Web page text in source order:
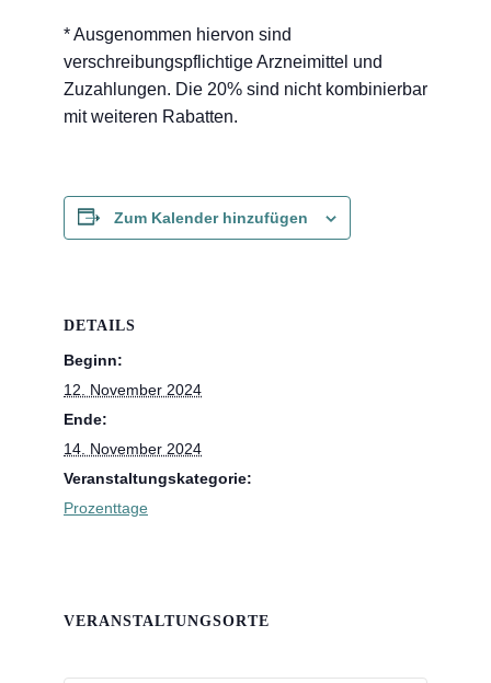
* Ausgenommen hiervon sind
verschreibungspflichtige Arzneimittel und
Zuzahlungen. Die 20% sind nicht kombinierbar
mit weiteren Rabatten.
Zum Kalender hinzufügen
DETAILS
Beginn:
12. November 2024
Ende:
14. November 2024
Veranstaltungskategorie:
Prozenttage
VERANSTALTUNGSORTE